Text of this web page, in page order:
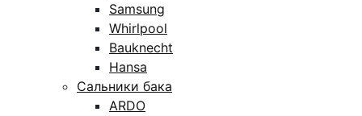
Samsung
Whirlpool
Bauknecht
Hansa
Сальники бака
ARDO